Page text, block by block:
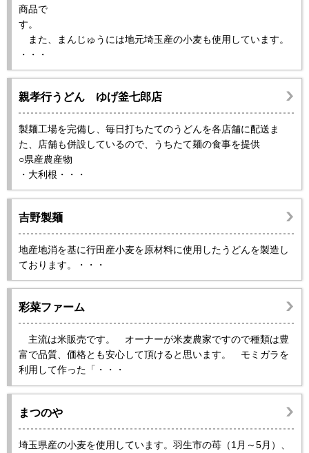
商品で
す。
また、まんじゅうには地元埼玉産の小麦も使用しています。
・・・
親孝行うどん ゆげ釜七郎店
製麺工場を完備し、毎日打ちたてのうどんを各店舗に配送ま
た、店舗も併設しているので、うちたて麺の食事を提供
○県産農産物
・大利根・・・
吉野製麺
地産地消を基に行田産小麦を原材料に使用したうどんを製造し
ております。・・・
彩菜ファーム
主流は米販売です。 オーナーが米麦農家ですので種類は豊
富で品質、価格とも安心して頂けると思います。 モミガラを
利用して作った「・・・
まつのや
埼玉県産の小麦を使用しています。羽生市の苺（1月～5月）、